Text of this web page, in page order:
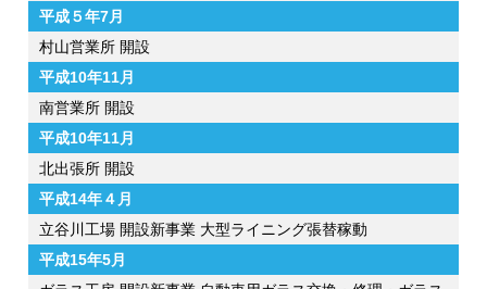
平成５年7月
村山営業所 開設
平成10年11月
南営業所 開設
平成10年11月
北出張所 開設
平成14年４月
立谷川工場 開設新事業 大型ライニング張替稼動
平成15年5月